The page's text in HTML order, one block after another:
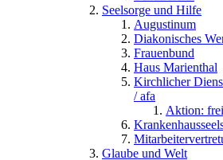
Seelsorge und Hilfe
Augustinum
Diakonisches
Frauenbund
Haus Marienthal
Kirchlicher
/ afa
Aktion:
Glaube und Welt